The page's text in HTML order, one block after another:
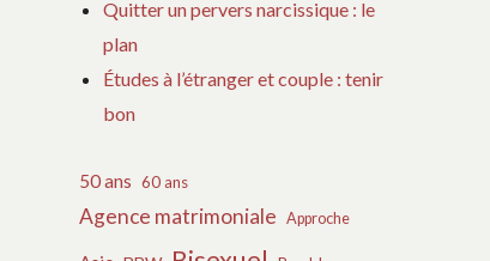
Quitter un pervers narcissique : le
plan
Études à l’étranger et couple : tenir
bon
50 ans 60 ans
Agence matrimoniale Approche